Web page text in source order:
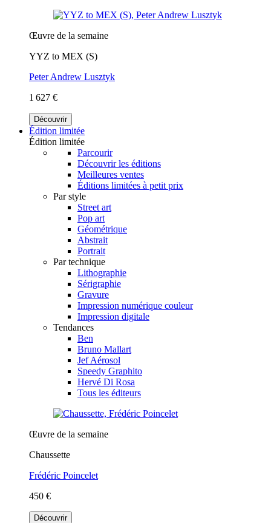
Œuvre de la semaine
YYZ to MEX (S)
Peter Andrew Lusztyk
1 627 €
Découvrir
Édition limitée
Édition limitée
Parcourir
Découvrir les éditions
Meilleures ventes
Éditions limitées à petit prix
Par style
Street art
Pop art
Géométrique
Abstrait
Portrait
Par technique
Lithographie
Sérigraphie
Gravure
Impression numérique couleur
Impression digitale
Tendances
Ben
Bruno Mallart
Jef Aérosol
Speedy Graphito
Hervé Di Rosa
Tous les éditeurs
Œuvre de la semaine
Chaussette
Frédéric Poincelet
450 €
Découvrir